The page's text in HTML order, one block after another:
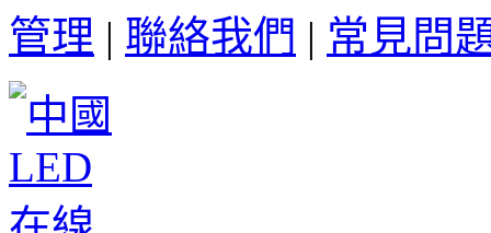
管理 | 聯絡我們 | 常見問